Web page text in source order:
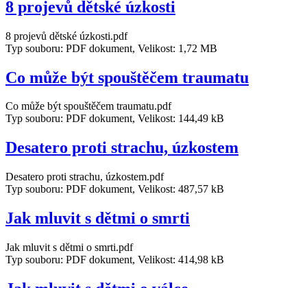
8 projevů dětské úzkosti
8 projevů dětské úzkosti.pdf
Typ souboru: PDF dokument, Velikost: 1,72 MB
Co může být spouštěčem traumatu
Co může být spouštěčem traumatu.pdf
Typ souboru: PDF dokument, Velikost: 144,49 kB
Desatero proti strachu, úzkostem
Desatero proti strachu, úzkostem.pdf
Typ souboru: PDF dokument, Velikost: 487,57 kB
Jak mluvit s dětmi o smrti
Jak mluvit s dětmi o smrti.pdf
Typ souboru: PDF dokument, Velikost: 414,98 kB